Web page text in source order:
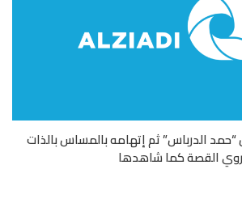
الدرباس” ثم إتهامه بالمساس بالذات
يروي القصة كما شاهدها